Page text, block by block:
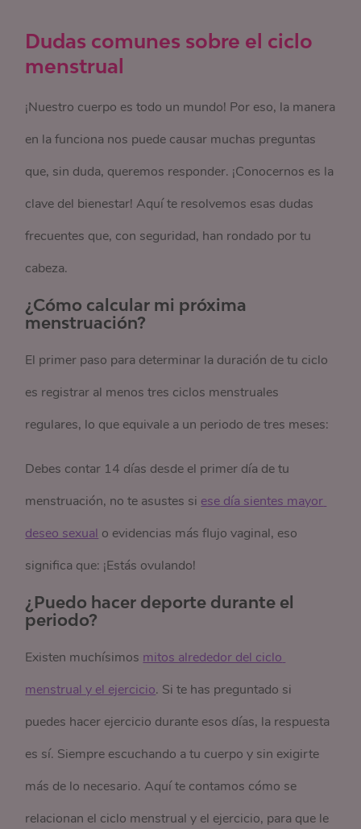
Dudas comunes sobre el ciclo
menstrual
¡Nuestro cuerpo es todo un mundo! Por eso, la manera
en la funciona nos puede causar muchas preguntas
que, sin duda, queremos responder. ¡Conocernos es la
clave del bienestar! Aquí te resolvemos esas dudas
frecuentes que, con seguridad, han rondado por tu
cabeza.
¿Cómo calcular mi próxima
menstruación?
El primer paso para determinar la duración de tu ciclo
es registrar al menos tres ciclos menstruales
regulares, lo que equivale a un periodo de tres meses:
Debes contar 14 días desde el primer día de tu
menstruación, no te asustes si ese día sientes mayor
deseo sexual o evidencias más flujo vaginal, eso
significa que: ¡Estás ovulando!
¿Puedo hacer deporte durante el
periodo?
Existen muchísimos mitos alrededor del ciclo
menstrual y el ejercicio. Si te has preguntado si
puedes hacer ejercicio durante esos días, la respuesta
es sí. Siempre escuchando a tu cuerpo y sin exigirte
más de lo necesario. Aquí te contamos cómo se
relacionan el ciclo menstrual y el ejercicio, para que le